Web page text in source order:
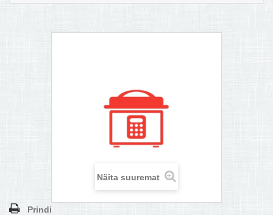
Näita suuremat
Prindi